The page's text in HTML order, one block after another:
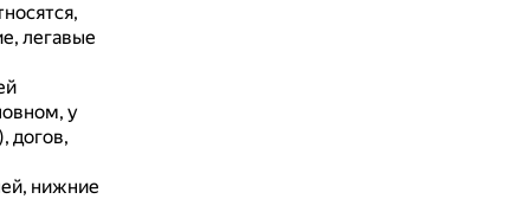
легавые
у
догов,
нижние